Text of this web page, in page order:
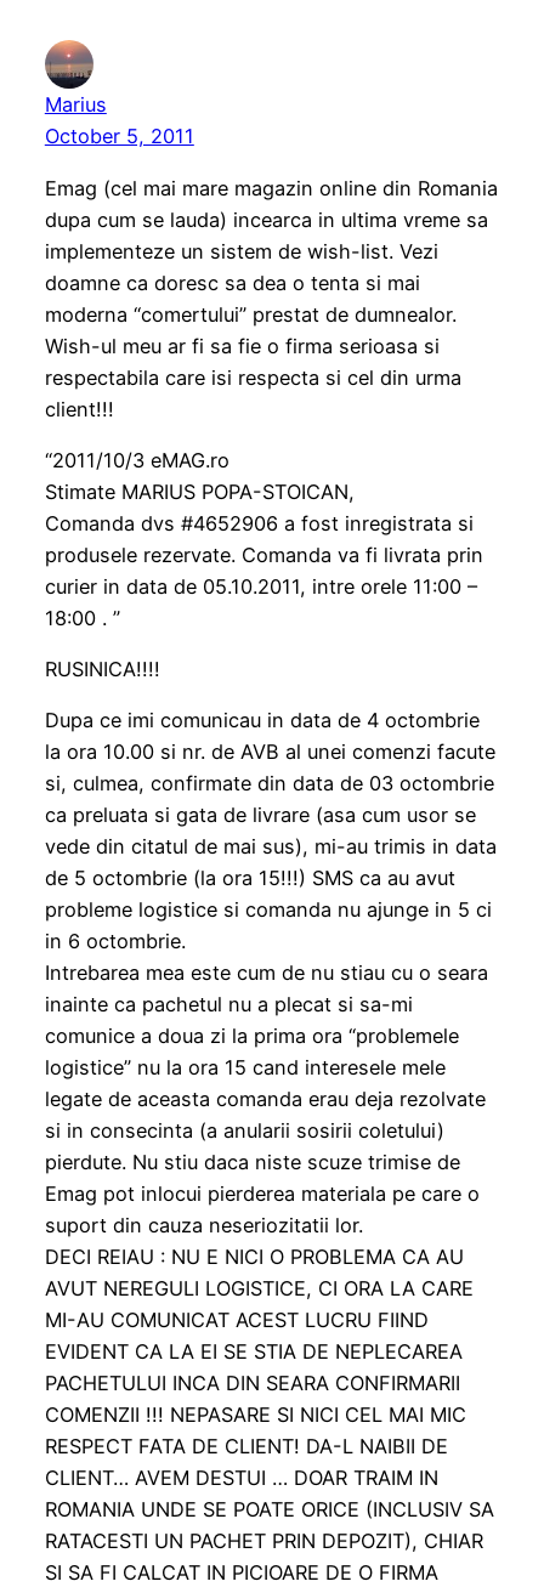
Marius
October 5, 2011
Emag (cel mai mare magazin online din Romania
dupa cum se lauda) incearca in ultima vreme sa
implementeze un sistem de wish-list. Vezi
doamne ca doresc sa dea o tenta si mai
moderna “comertului” prestat de dumnealor.
Wish-ul meu ar fi sa fie o firma serioasa si
respectabila care isi respecta si cel din urma
client!!!
“2011/10/3 eMAG.ro
Stimate MARIUS POPA-STOICAN,
Comanda dvs #4652906 a fost inregistrata si
produsele rezervate. Comanda va fi livrata prin
curier in data de 05.10.2011, intre orele 11:00 –
18:00 . ”
RUSINICA!!!!
Dupa ce imi comunicau in data de 4 octombrie
la ora 10.00 si nr. de AVB al unei comenzi facute
si, culmea, confirmate din data de 03 octombrie
ca preluata si gata de livrare (asa cum usor se
vede din citatul de mai sus), mi-au trimis in data
de 5 octombrie (la ora 15!!!) SMS ca au avut
probleme logistice si comanda nu ajunge in 5 ci
in 6 octombrie.
Intrebarea mea este cum de nu stiau cu o seara
inainte ca pachetul nu a plecat si sa-mi
comunice a doua zi la prima ora “problemele
logistice” nu la ora 15 cand interesele mele
legate de aceasta comanda erau deja rezolvate
si in consecinta (a anularii sosirii coletului)
pierdute. Nu stiu daca niste scuze trimise de
Emag pot inlocui pierderea materiala pe care o
suport din cauza neseriozitatii lor.
DECI REIAU : NU E NICI O PROBLEMA CA AU
AVUT NEREGULI LOGISTICE, CI ORA LA CARE
MI-AU COMUNICAT ACEST LUCRU FIIND
EVIDENT CA LA EI SE STIA DE NEPLECAREA
PACHETULUI INCA DIN SEARA CONFIRMARII
COMENZII !!! NEPASARE SI NICI CEL MAI MIC
RESPECT FATA DE CLIENT! DA-L NAIBII DE
CLIENT… AVEM DESTUI … DOAR TRAIM IN
ROMANIA UNDE SE POATE ORICE (INCLUSIV SA
RATACESTI UN PACHET PRIN DEPOZIT), CHIAR
SI SA FI CALCAT IN PICIOARE DE O FIRMA